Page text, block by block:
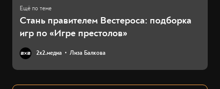
Стань правителем Вестероса: подборка
игр по «Игре престолов»
2х2.медиа Лиза Балкова